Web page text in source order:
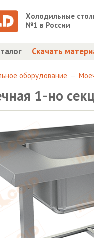
Холодильные
№1 в России
Скачать
оборудование
1-но